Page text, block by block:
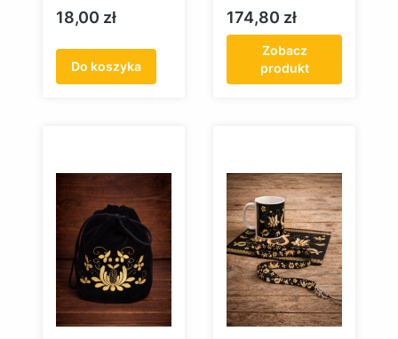
kaszubskim
(złotnica)
Cena
18,00 zł
Do koszyka
wzorem złotnicy
Cena
174,80 zł
Zobacz
produkt